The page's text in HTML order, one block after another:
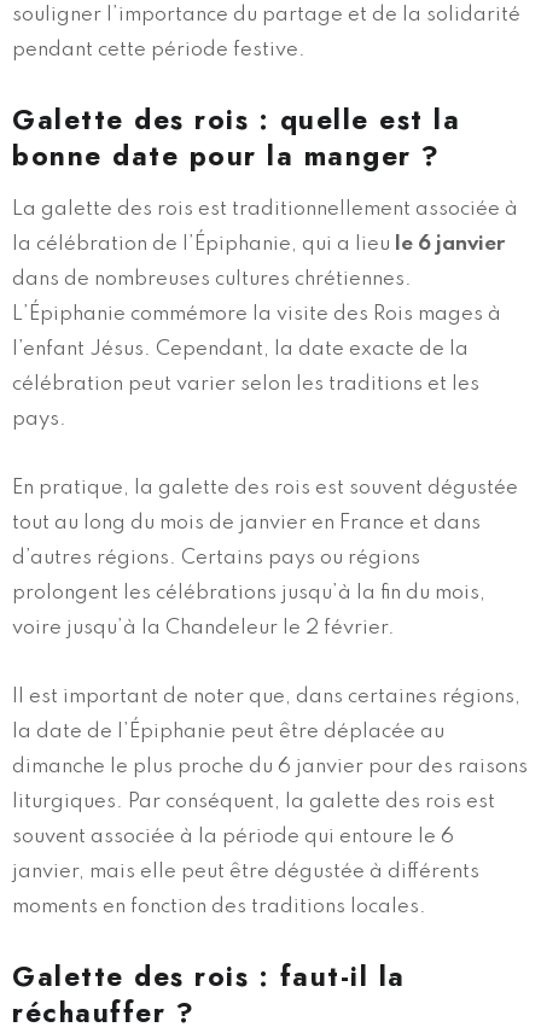
souligner l’importance du partage et de la solidarité
pendant cette période festive.
Galette des rois : quelle est la
bonne date pour la manger ?
La galette des rois est traditionnellement associée à
la célébration de l’Épiphanie, qui a lieu
le 6 janvier
dans de nombreuses cultures chrétiennes.
L’Épiphanie commémore la visite des Rois mages à
l’enfant Jésus. Cependant, la date exacte de la
célébration peut varier selon les traditions et les
pays.
En pratique, la galette des rois est souvent dégustée
tout au long du mois de janvier en France et dans
d’autres régions. Certains pays ou régions
prolongent les célébrations jusqu’à la fin du mois,
voire jusqu’à la Chandeleur le 2 février.
Il est important de noter que, dans certaines régions,
la date de l’Épiphanie peut être déplacée au
dimanche le plus proche du 6 janvier pour des raisons
liturgiques. Par conséquent, la galette des rois est
souvent associée à la période qui entoure le 6
janvier, mais elle peut être dégustée à différents
moments en fonction des traditions locales.
Galette des rois : faut-il la
réchauffer ?